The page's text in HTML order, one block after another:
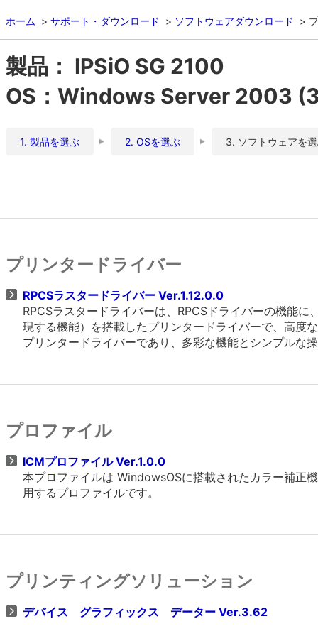
ホーム サポート・ダウンロード ソフトウェアダウンロード
製品： IPSiO SG 2100
OS：Windows Server 2003
1. 製品を選ぶ 2. OSを選ぶ 3. ソフトウェアを
プリンタードライバー
RPCSラスタードライバー Ver.1.12.0.0
RPCSラスタードライバーは、RPCSドライバーの機能
現する機能）を搭載したプリンタードライバーで、高
プリンタードライバーであり、多彩な機能とシンプルな
プロファイル
ICMプロファイル Ver.1.0.0
本プロファイルは WindowsOSに搭載されたカラー補正
用するプロファイルです。
プリンティングソリューション
デバイス グラフィックス データー Ver.3.62